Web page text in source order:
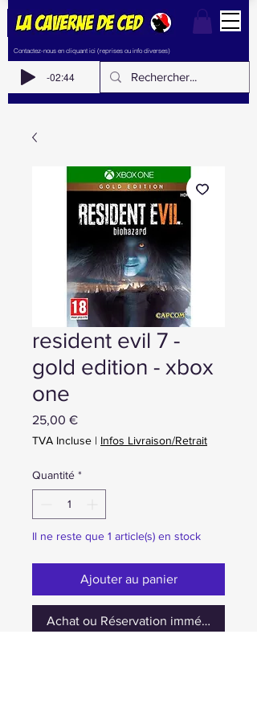
Contactez-nous en cliquant ici (reprises ou info diverses)
-02:44
resident evil 7 -
gold edition - xbox
one
25,00 €Prix
TVA Incluse | Infos Livraison/Retrait
Quantité *
Il ne reste que 1 article(s) en stock
Ajouter au panier
Achat ou Réservation immédiate